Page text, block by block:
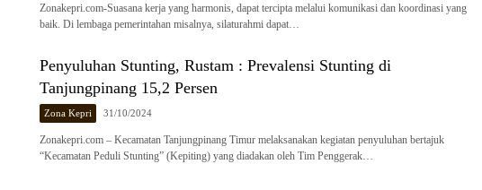
Zonakepri.com-Suasana kerja yang harmonis, dapat tercipta melalui komunikasi dan koordinasi yang
baik. Di lembaga pemerintahan misalnya, silaturahmi dapat…
Penyuluhan Stunting, Rustam : Prevalensi Stunting di
Tanjungpinang 15,2 Persen
Zona Kepri 31/10/2024
Zonakepri.com – Kecamatan Tanjungpinang Timur melaksanakan kegiatan penyuluhan bertajuk
“Kecamatan Peduli Stunting” (Kepiting) yang diadakan oleh Tim Penggerak…